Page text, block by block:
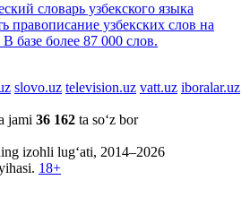
словарь узбекского языка
правописание узбекских слов на
базе более 87 000 слов.
slovo.uz television.uz vatt.uz iboralar.uz
jami 36 162 ta so‘z bor
izohli lug‘ati, 2014–2026
18+